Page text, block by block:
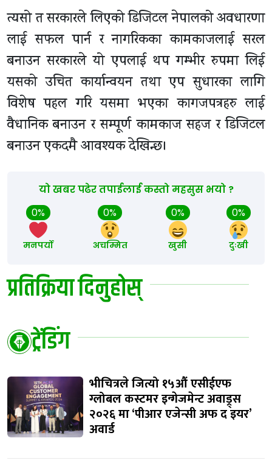
त्यसो त सरकारले लिएको डिजिटल नेपालको अवधारणा
लाई सफल पार्न र नागरिकका कामकाजलाई सरल
बनाउन सरकारले यो एपलाई थप गम्भीर रुपमा लिई
यसको उचित कार्यान्वयन तथा एप सुधारका लागि
विशेष पहल गरि यसमा भएका कागजपत्रहरु लाई
वैधानिक बनाउन र सम्पूर्ण कामकाज सहज र डिजिटल
बनाउन एकदमै आवश्यक देखिन्छ।
यो खबर पढेर तपाईलाई कस्तो महसुस भयो ?
0%
मनपर्यो
0%
अचम्मित
0%
खुसी
0%
दुःखी
प्रतिक्रिया दिनुहोस्
ट्रेंडिंग
भीचित्रले जित्यो १५औं एसीईएफ
ग्लोबल कस्टमर इन्गेजमेन्ट अवाड्र्स
२०२६ मा ‘पीआर एजेन्सी अफ द इयर’
अवार्ड